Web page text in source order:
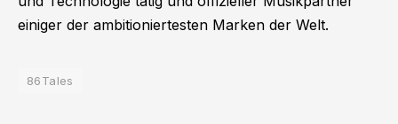
einiger der ambitioniertesten Marken der Welt.
86Tales